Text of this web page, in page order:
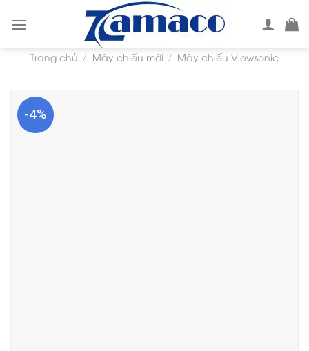
Trang chủ / Máy chiếu mới / Máy chiếu Viewsonic
-4%